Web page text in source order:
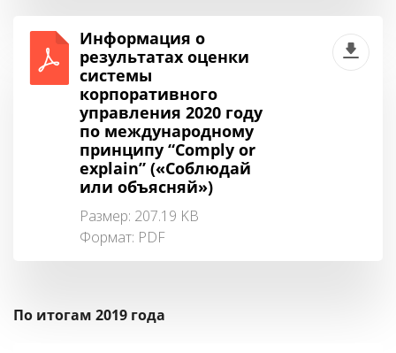
Информация о
результатах оценки
системы
корпоративного
управления 2020 году
по международному
принципу “Comply or
explain” («Соблюдай
или объясняй»)
Размер: 207.19 KB
Формат: PDF
По итогам 2019 года